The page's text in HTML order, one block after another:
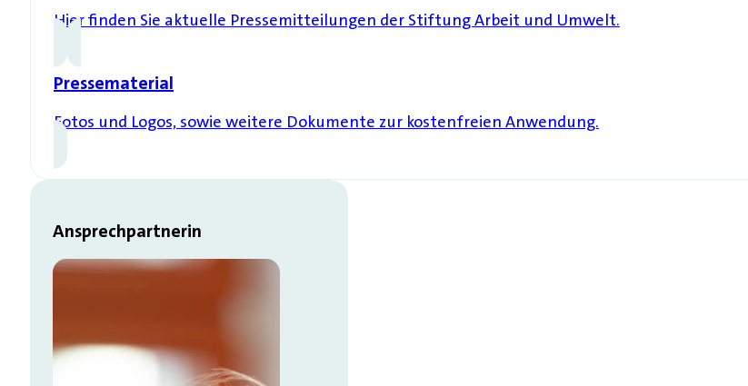
Hier finden Sie aktuelle Pressemitteilungen der Stiftung Arbeit und Umwelt.
Pressematerial
Fotos und Logos, sowie weitere Dokumente zur kostenfreien Anwendung.
Ansprechpartnerin